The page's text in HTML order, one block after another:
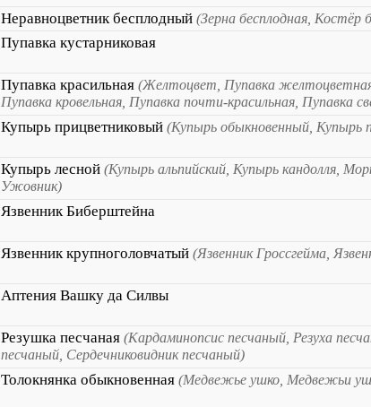
Неравноцветник бесплодный (Зерна бесплодная, Костёр
Пупавка кустарниковая
Пупавка красильная (Желтоцвет, Пупавка
Пупавка кровельная, Пупавка почти-красильная, Пупавка
Купырь прицветниковый (Купырь обыкновенный, Купырь
Купырь лесной (Купырь альпийский, Купырь кандолля,
Ужовник)
Язвенник Биберштейна
Язвенник крупноголовчатый (Язвенник Гроссгейма,
Аптения Вашку да Силвы
Резушка песчаная (Кардаминопсис песчаный, Резуха
песчаный, Сердечниковидник песчаный)
Толокнянка обыкновенная (Медвежье ушко, Медвежьи